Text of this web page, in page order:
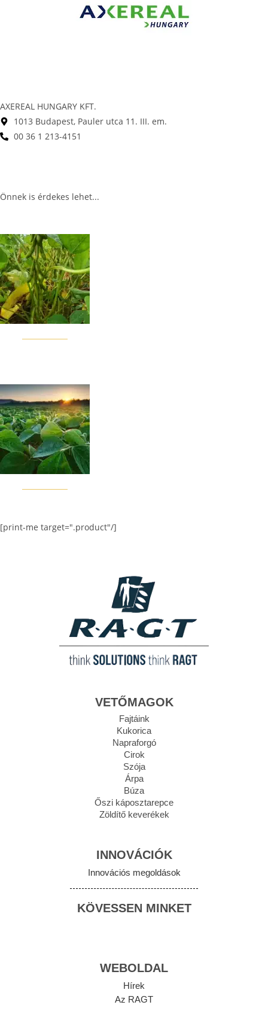
AXEREAL HUNGARY KFT.
1013 Budapest, Pauler utca 11. III. em.
00 36 1 213-4151
Önnek is érdekes lehet...
[print-me target=".product"/]
VETŐMAGOK
Fajtáink
Kukorica
Napraforgó
Cirok
Szója
Árpa
Búza
Őszi káposztarepce
Zöldítő keverékek
INNOVÁCIÓK
Innovációs megoldások
KÖVESSEN MINKET
WEBOLDAL
Hírek
Az RAGT